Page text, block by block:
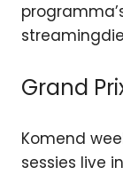
Grand
Komend
sessies live